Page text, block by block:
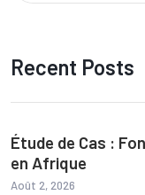
Recent Posts
Étude de Cas :
en Afrique
Août 2, 2026